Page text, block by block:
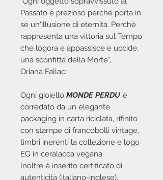
Passato è prezioso perchè porta in
sé un'illusione di eternità. Perchè
rappresenta una vittoria sul Tempo
che logora e appassisce e uccide,
una sconfitta della Morte",
Oriana Fallaci
Ogni gioiello MONDE PERDU è
corredato da un elegante
packaging in carta riciclata, rifinito
con stampe di francobolli vintage,
timbri inerenti la collezione e logo
EG in ceralacca vegana.
Inoltre è inserito certificato di
autenticità (italiano-inglese),